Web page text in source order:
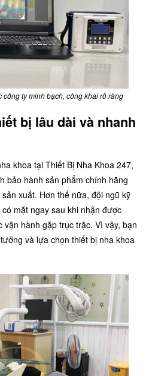
ty minh bạch, công khai rõ ràng
bị lâu dài và nhanh
khoa tại Thiết Bị Nha Khoa 247,
bảo hành sản phẩm chính hãng
xuất. Hơn thế nữa, đội ngũ kỹ
mặt ngay sau khi nhận được
hành gặp trục trặc. Vì vậy, bạn
và lựa chọn thiết bị nha khoa